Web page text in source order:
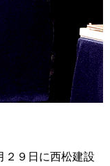
９日に西松建設